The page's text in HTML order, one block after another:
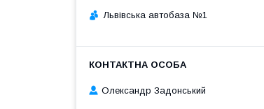
Львівська автобаза №1
Олександр Задонський